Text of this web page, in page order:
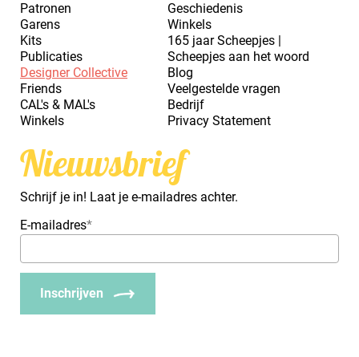
Patronen
Garens
Kits
Publicaties
Designer Collective
Friends
CAL's & MAL's
Winkels
Geschiedenis
Winkels
165 jaar Scheepjes |
Scheepjes aan het woord
Blog
Veelgestelde vragen
Bedrijf
Privacy Statement
Nieuwsbrief
Schrijf je in! Laat je e-mailadres achter.
E-mailadres*
Inschrijven